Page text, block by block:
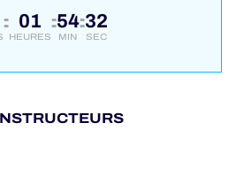
: 01
HEURES
:54
MIN
:31
SEC